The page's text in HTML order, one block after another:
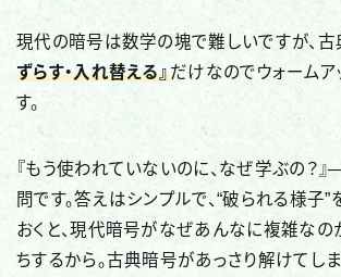
CTF記事一覧
現代の暗号は数学の塊で難しいですが、
ずらす・入れ替える』だけなのでウォームア
す。
『もう使われていないのに、なぜ学ぶの？
問です。答えはシンプルで、“破られる様子
おくと、現代暗号がなぜあんなに複雑な
ちするから。古典暗号があっさり解けてしま